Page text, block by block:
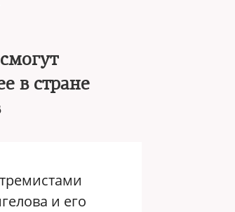
в стране
и его